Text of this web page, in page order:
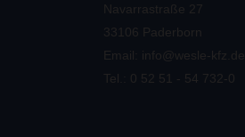
Navarrastraße 27
33106 Paderborn
Email: info@wesle-kfz.de
Tel.: 0 52 51 - 54 732-0